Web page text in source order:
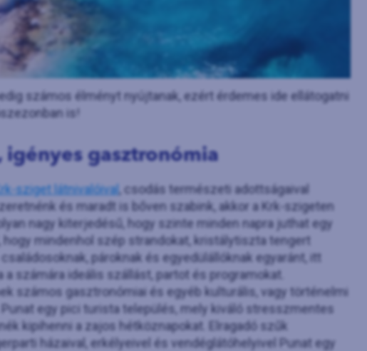
számos élményt nyújtanak, ezért érdemes ide ellátogatni
is!
igényes gasztronómia
sziget látnivalóival, csodás természeti adottságaival
és maradt is bőven szabink, akkor a Krk-szigeten
nagy kiterjedésű, hogy szinte minden napra juthat egy
mindenhol szép strandokat, kristálytiszta tengert
pároknak és egyedülállóknak egyaránt, itt
számára ideális szállást, partot és programokat.
számos gasztronómiai és egyéb kulturális, vagy történelmi
egy pici turista település, mely kiváló stresszmentes
kipihenni a zajos hétköznapokat. Elragadó szűk
házaival, erkélyeivel és vendéglátóhelyivel Punat egy